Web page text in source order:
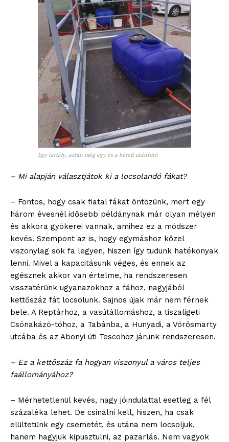
Egy tartály, aztán még egy és a bérelt utánfutó
– Mi alapján választjátok ki a locsolandó fákat?
– Fontos, hogy csak fiatal fákat öntözünk, mert egy
három évesnél idősebb példánynak már olyan mélyen
és akkora gyökerei vannak, amihez ez a módszer
kevés. Szempont az is, hogy egymáshoz közel
viszonylag sok fa legyen, hiszen így tudunk hatékonyak
lenni. Mivel a kapacitásunk véges, és ennek az
egésznek akkor van értelme, ha rendszeresen
visszatérünk ugyanazokhoz a fához, nagyjából
kettőszáz fát locsolunk. Sajnos újak már nem férnek
bele. A Reptárhoz, a vasútállomáshoz, a tiszaligeti
Csónakázó-tóhoz, a Tabánba, a Hunyadi, a Vörösmarty
utcába és az Abonyi úti Tescohoz járunk rendszeresen.
– Ez a kettőszáz fa hogyan viszonyul a város teljes
faállományához?
– Mérhetetlenül kevés, nagy jóindulattal esetleg a fél
százaléka lehet. De csinálni kell, hiszen, ha csak
elültetünk egy csemetét, és utána nem locsoljuk,
hanem hagyjuk kipusztulni, az pazarlás. Nem vagyok